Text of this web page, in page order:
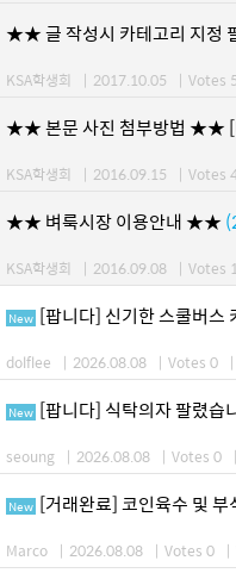
★★ 글 작성시 카테고리 지
KSA학생회 | 2017.10.05 | Votes 5
★★ 본문 사진 첨부방법 ★★
KSA학생회 | 2016.09.15 | Votes
★★ 벼룩시장 이용안내 ★★
KSA학생회 | 2016.09.08 | Votes
New [팝니다] 신기한 스쿨버스
dolflee | 2026.08.08 | Votes 0 |
New [팝니다] 식탁의자 팔렸습
seoung | 2026.08.08 | Votes 0 |
New [거래완료] 코인육수 및
Marco | 2026.08.08 | Votes 0 |